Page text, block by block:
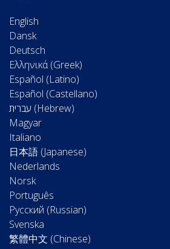
English
Dansk
Deutsch
Ελληνικά (Greek)
Español (Latino)
Español (Castellano)
Magyar
Italiano
日本語 (Japanese)
Nederlands
Norsk
Português
Русский (Russian)
Svenska
繁體中文 (Chinese)